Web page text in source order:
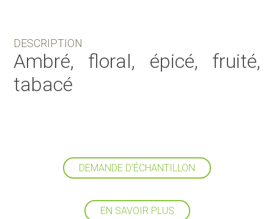
DESCRIPTION
Ambré, floral, épicé, fruité,
tabacé
DEMANDE D'ÉCHANTILLON
EN SAVOIR PLUS